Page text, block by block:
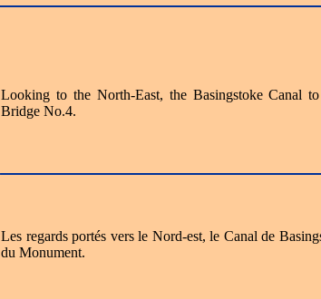
Looking to the North-East, the Basingstoke Canal
Bridge No.4.
Les regards portés vers le Nord-est, le Canal de
du Monument.